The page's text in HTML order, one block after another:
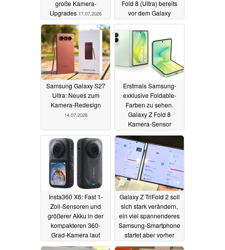
große Kamera-
Upgrades 17.07.2026
Fold 8 (Ultra) bereits
vor dem Galaxy
15.07.2026
Samsung Galaxy S27
Ultra: Neues zum
Kamera-Redesign
14.07.2026
Erstmals Samsung-
exklusive Foldable-
Farben zu sehen.
Galaxy Z Fold 8
Kamera-Sensor
14.07.2026
Insta360 X6: Fast 1-
Zoll-Sensoren und
größerer Akku in der
kompakteren 360-
Grad-Kamera laut
13.07.2026
Galaxy Z TriFold 2 soll
sich stark verändern,
ein viel spannenderes
Samsung-Smartphone
startet aber vorher
13.07.2026